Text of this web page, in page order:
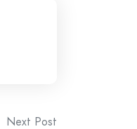
Next Post